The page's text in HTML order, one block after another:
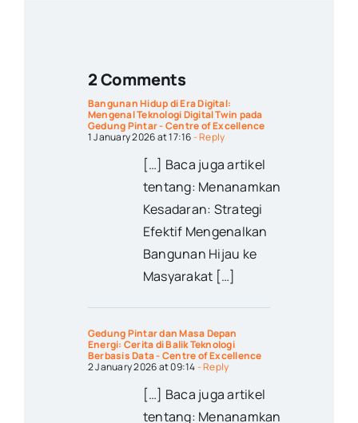
2 Comments
Bangunan Hidup di Era Digital:
Mengenal Teknologi Digital Twin pada
Gedung Pintar - Centre of Excellence
1 January 2026 at 17:16- Reply
[…] Baca juga artikel
tentang: Menanamkan
Kesadaran: Strategi
Efektif Mengenalkan
Bangunan Hijau ke
Masyarakat […]
Gedung Pintar dan Masa Depan
Energi: Cerita di Balik Teknologi
Berbasis Data - Centre of Excellence
2 January 2026 at 09:14- Reply
[…] Baca juga artikel
tentang: Menanamkan